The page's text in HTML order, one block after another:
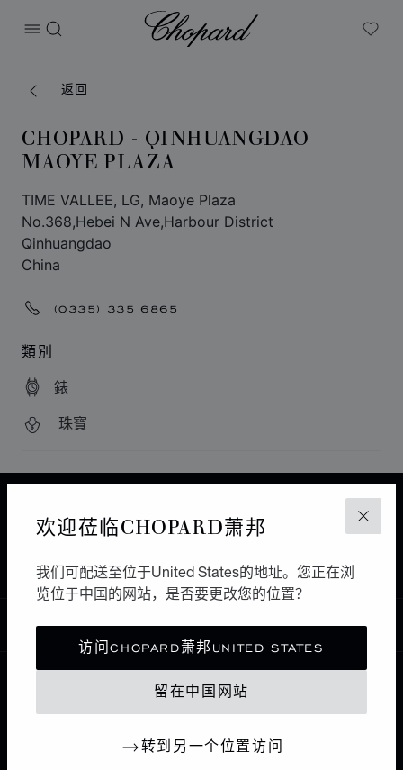
关闭
欢迎莅临CHOPARD萧邦
我们可配送至位于United States的地址。您正在浏
览位于中国的网站，是否要更改您的位置？
访问CHOPARD萧邦UNITED STATES
留在中国网站
转到另一个位置访问
打开菜单
搜索
Chopard
My
返回
CHOPARD - QINHUANGDAO
MAOYE PLAZA
TIME VALLEE, LG, Maoye Plaza
No.368,Hebei N Ave,Harbour District
Qinhuangdao
China
(0335) 335 6865
類別
錶
珠寶
中国大陆 QINHUANGDAO
CHOPARD - QINHUANGDAO MAOYE PLAZA
中国
本地化（更改国家/地区）
更改国家/地区